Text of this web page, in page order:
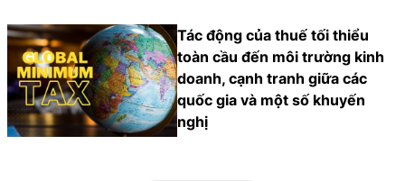
Tác động của thuế tối thiểu
toàn cầu đến môi trường kinh
doanh, cạnh tranh giữa các
quốc gia và một số khuyến
nghị